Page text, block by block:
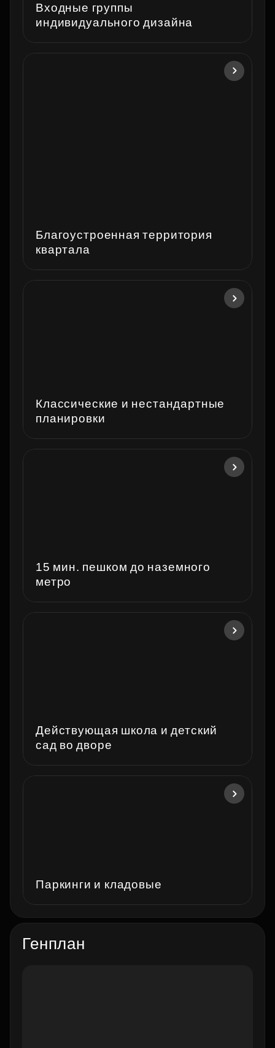
Входные группы
индивидуального дизайна
Благоустроенная территория
квартала
Классические и нестандартные
планировки
15 мин. пешком до наземного
метро
Действующая школа и детский
сад во дворе
Паркинги и кладовые
Генплан